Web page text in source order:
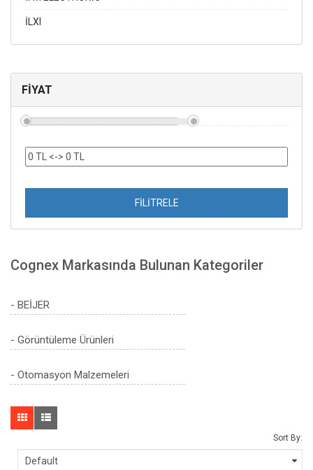
İLXI
FİYAT
FİLİTRELE
Cognex Markasında Bulunan Kategoriler
- BEİJER
- Görüntüleme Ürünleri
- Otomasyon Malzemeleri
Sort By: